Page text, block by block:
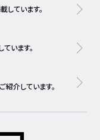
ています。
います。
介しています。